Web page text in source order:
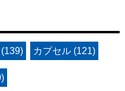
カプセル (121)